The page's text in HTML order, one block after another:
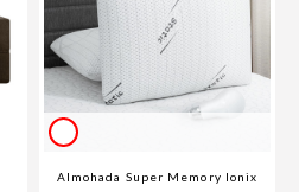
Almohada Super Memory Ionix